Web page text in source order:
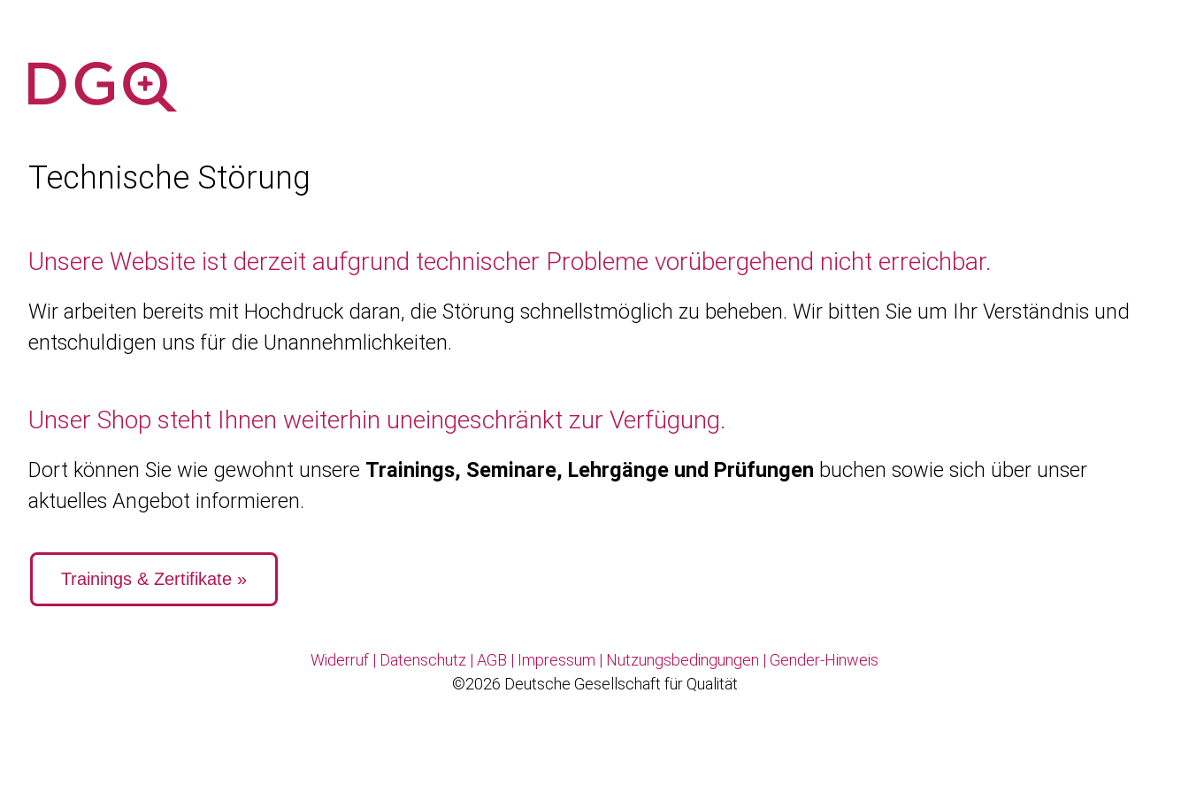
Technische Störung
Unsere Website ist derzeit aufgrund technischer Probleme vorübergehend nicht erreichbar.
Wir arbeiten bereits mit Hochdruck daran, die Störung schnellstmöglich zu beheben. Wir bitten Sie um Ihr Verständnis und
entschuldigen uns für die Unannehmlichkeiten.
Unser Shop steht Ihnen weiterhin uneingeschränkt zur Verfügung.
Dort können Sie wie gewohnt unsere Trainings, Seminare, Lehrgänge und Prüfungen buchen sowie sich über unser
aktuelles Angebot informieren.
Trainings & Zertifikate »
Widerruf | Datenschutz | AGB | Impressum | Nutzungsbedingungen | Gender-Hinweis
©2026 Deutsche Gesellschaft für Qualität